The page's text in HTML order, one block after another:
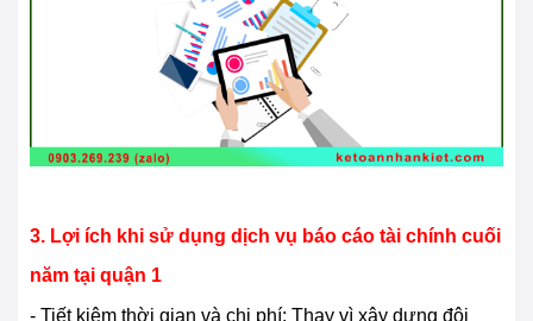
3. Lợi ích khi sử dụng dịch vụ báo cáo tài chính cuối
năm tại quận 1
- Tiết kiệm thời gian và chi phí: Thay vì xây dựng đội